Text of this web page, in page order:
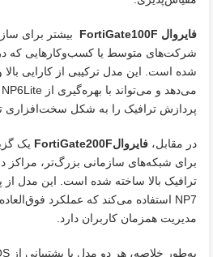
فایروال FortiGate100F
بیشتر برای
شرکت‌های متوسط یا کسب‌وکارهایی که
شده است. این مدل ترکیبی از کارایی
پردازش ترافیک را به شکل سخت‌افزاری
در مقابل، فایروالFortiGate200F
یک
برای شبکه‌های سازمانی بزرگ‌تر، مراکز
مدیریت همزمان کاربران دارد.